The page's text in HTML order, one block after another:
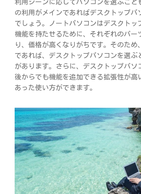
利用シーンに応じてパソコンを選ぶこと
の利用がメインであればデスクトップパ
でしょう。ノートパソコンはデスクトッ
機能を持たせるために、それぞれのパー
り、価格が高くなりがちです。そのため
であれば、デスクトップパソコンを選ぶ
があります。さらに、デスクトップパソ
後からでも機能を追加できる拡張性が高
あった使い方ができます。